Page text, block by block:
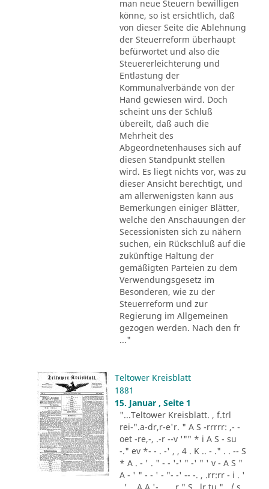
man neue Steuern bewilligen
könne, so ist ersichtlich, daß
von dieser Seite die Ablehnung
der Steuerreform überhaupt
befürwortet und also die
Steuererleichterung und
Entlastung der
Kommunalverbände von der
Hand gewiesen wird. Doch
scheint uns der Schluß
übereilt, daß auch die
Mehrheit des
Abgeordnetenhauses sich auf
diesen Standpunkt stellen
wird. Es liegt nichts vor, was zu
dieser Ansicht berechtigt, und
am allerwenigsten kann aus
Bemerkungen einiger Blätter,
welche den Anschauungen der
Secessionisten sich zu nähern
suchen, ein Rückschluß auf die
zukünftige Haltung der
gemäßigten Parteien zu dem
Verwendungsgesetz im
Besonderen, wie zu der
Steuerreform und zur
Regierung im Allgemeinen
gezogen werden. Nach den fr
..."
Teltower Kreisblatt
1881
15. Januar , Seite 1
"...Teltower Kreisblatt. , f.trl
rei-".a-dr,r-e'r. " A S -rrrrr: ,- -
oet -re,-, .-r --v '"" * i A S - su
-." ev *- - . -' , , 4 . K .. - ." . . -- S
* A . - ' . " - - '-' " -' " ' v - A S "
A - ' " - - ' - "- -' -- -. , .rr:rr - i . '